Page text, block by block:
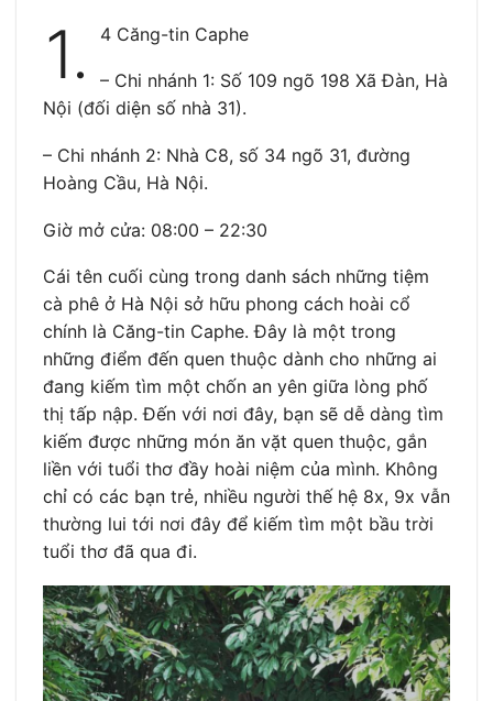
1. 4 Căng-tin Caphe
– Chi nhánh 1: Số 109 ngõ 198 Xã Đàn, Hà
Nội (đối diện số nhà 31).
– Chi nhánh 2: Nhà C8, số 34 ngõ 31, đường
Hoàng Cầu, Hà Nội.
Giờ mở cửa: 08:00 – 22:30
Cái tên cuối cùng trong danh sách những tiệm
cà phê ở Hà Nội sở hữu phong cách hoài cổ
chính là Căng-tin Caphe. Đây là một trong
những điểm đến quen thuộc dành cho những ai
đang kiếm tìm một chốn an yên giữa lòng phố
thị tấp nập. Đến với nơi đây, bạn sẽ dễ dàng tìm
kiếm được những món ăn vặt quen thuộc, gắn
liền với tuổi thơ đầy hoài niệm của mình. Không
chỉ có các bạn trẻ, nhiều người thế hệ 8x, 9x vẫn
thường lui tới nơi đây để kiếm tìm một bầu trời
tuổi thơ đã qua đi.